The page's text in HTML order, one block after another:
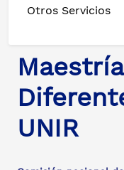
Otros Servicios
UNIR